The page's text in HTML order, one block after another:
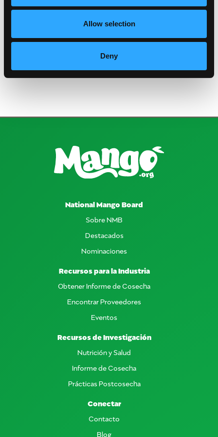
Allow selection
Deny
IFAS-Universidad de Florida
floración
National Mango Board
Sobre NMB
Destacados
Nominaciones
Recursos para la Industria
Obtener Informe de Cosecha
Encontrar Proveedores
Eventos
Recursos de Investigación
Nutrición y Salud
Informe de Cosecha
Prácticas Postcosecha
Conectar
Contacto
Blog